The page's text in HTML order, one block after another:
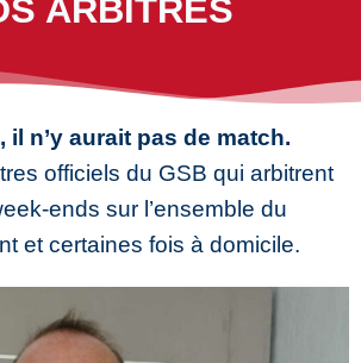
ARBITRES
il n’y aurait pas de match.
officiels du GSB qui arbitrent
ends sur l’ensemble du
et certaines fois à domicile.